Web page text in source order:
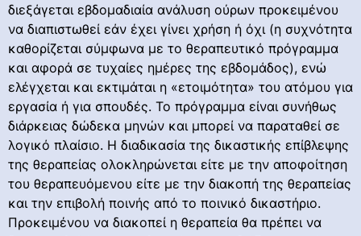
διεξάγεται εβδομαδιαία ανάλυση ούρων προκειμένου
να διαπιστωθεί εάν έχει γίνει χρήση ή όχι (η συχνότητα
καθορίζεται σύμφωνα με το θεραπευτικό πρόγραμμα
και αφορά σε τυχαίες ημέρες της εβδομάδος), ενώ
ελέγχεται και εκτιμάται η «ετοιμότητα» του ατόμου για
εργασία ή για σπουδές. Το πρόγραμμα είναι συνήθως
διάρκειας δώδεκα μηνών και μπορεί να παραταθεί σε
λογικό πλαίσιο. Η διαδικασία της δικαστικής επίβλεψης
της θεραπείας ολοκληρώνεται είτε με την αποφοίτηση
του θεραπευόμενου είτε με την διακοπή της θεραπείας
και την επιβολή ποινής από το ποινικό δικαστήριο.
Προκειμένου να διακοπεί η θεραπεία θα πρέπει να